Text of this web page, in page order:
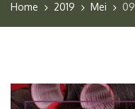
Home 2019 Mei 09